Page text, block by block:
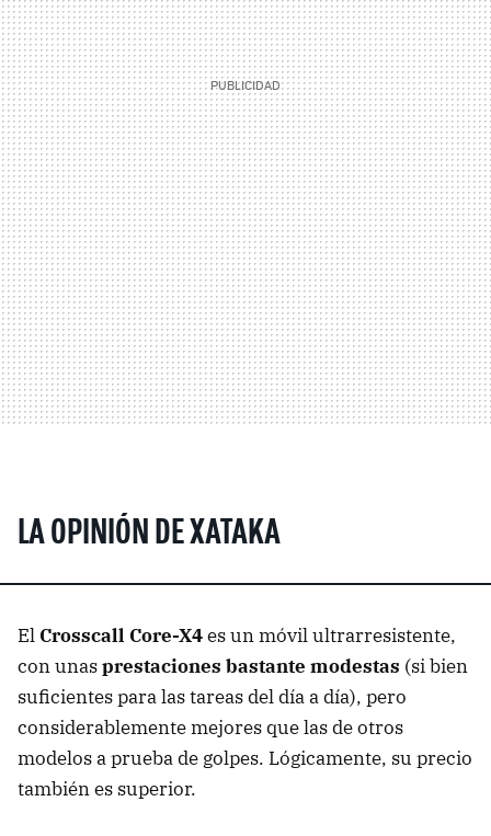
LA OPINIÓN DE XATAKA
El Crosscall Core-X4es un móvil ultrarresistente,
con unasprestaciones bastante modestas (si bien
suficientes para las tareas del día a día), pero
considerablemente mejores que las de otros
modelos a prueba de golpes. Lógicamente, su precio
también es superior.